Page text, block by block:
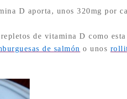
D aporta, unos 320mg por
de vitamina D como
de salmón o unos